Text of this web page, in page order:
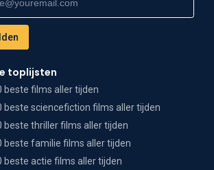
toplijsten
beste films aller tijden
beste sciencefiction films aller tijden
beste thriller films aller tijden
beste familie films aller tijden
beste actie films aller tijden